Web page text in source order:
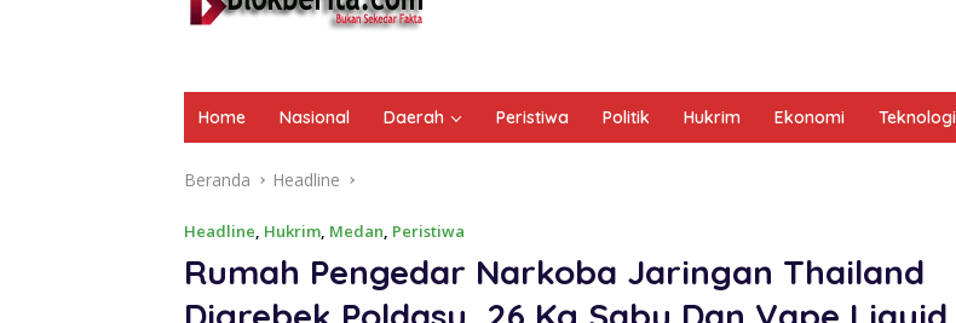
Home Nasional Daerah Peristiwa Politik Hukrim Ekonomi Teknologi
Beranda Headline
Headline Hukrim Medan Peristiwa
Rumah Pengedar Narkoba Jaringan Thailand